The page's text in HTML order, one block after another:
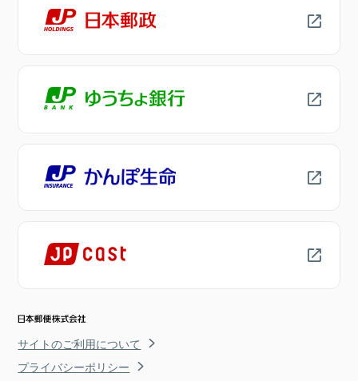
サイトのご利用について
プライバシーポリシー